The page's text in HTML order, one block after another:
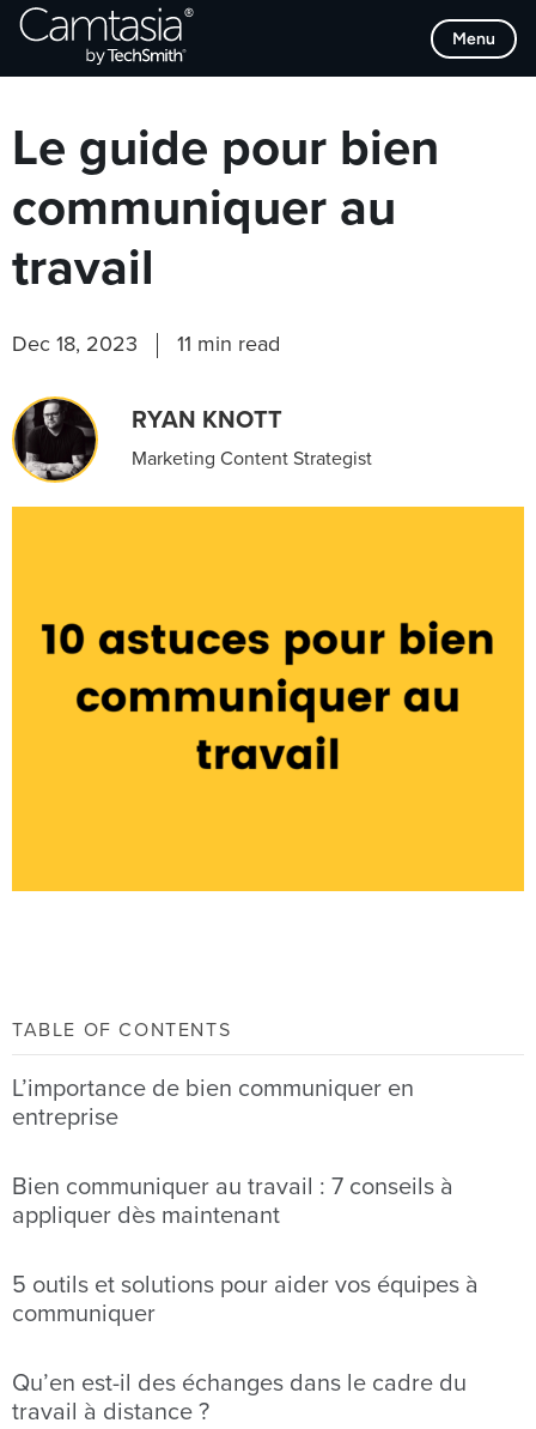
Passer
directement
Menu
Browse Categories
Le guide pour bien
communiquer au
travail
Dec 18, 2023 11 min read
RYAN KNOTT
Marketing Content Strategist
TABLE OF CONTENTS
L’importance de bien communiquer en
entreprise
Bien communiquer au travail : 7 conseils à
appliquer dès maintenant
5 outils et solutions pour aider vos équipes à
communiquer
Qu’en est-il des échanges dans le cadre du
travail à distance ?